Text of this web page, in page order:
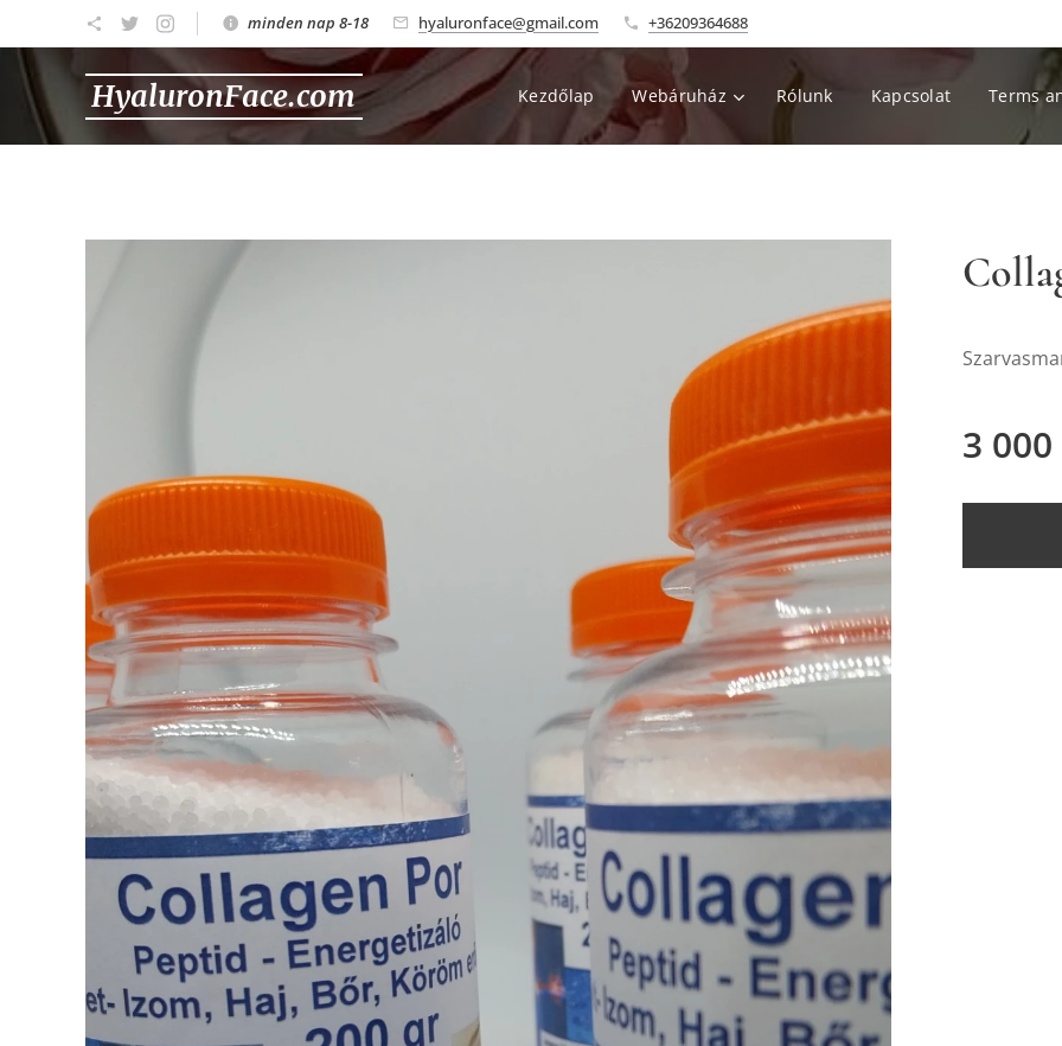
minden nap 8-18 hyaluronface@gmail.com +36209364688
HyaluronFace.com Kezdőlap Webáruház Rólunk Kapcsolat Terms
3 000